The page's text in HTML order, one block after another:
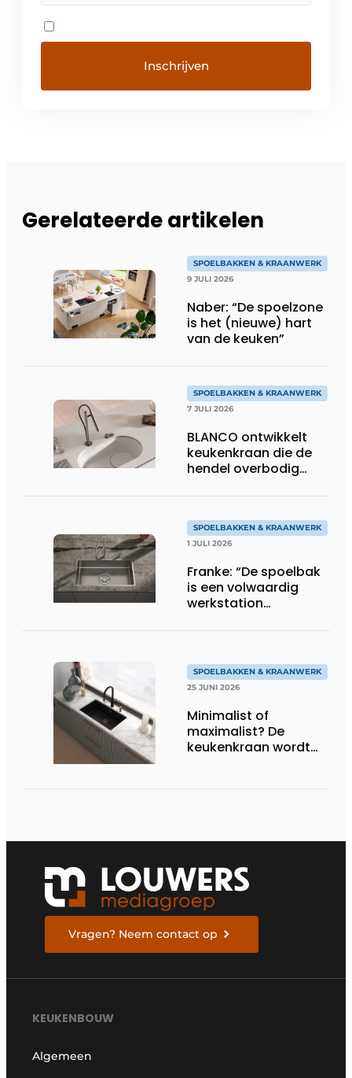
Gerelateerde artikelen
SPOELBAKKEN & KRAANWERK
9 JULI 2026
Naber: “De spoelzone
is het (nieuwe) hart
van de keuken”
SPOELBAKKEN & KRAANWERK
7 JULI 2026
BLANCO ontwikkelt
keukenkraan die de
hendel overbodig
SPOELBAKKEN & KRAANWERK
1 JULI 2026
Franke: “De spoelbak
is een volwaardig
werkstation
SPOELBAKKEN & KRAANWERK
25 JUNI 2026
Minimalist of
maximalist? De
keukenkraan wordt
Vragen? Neem contact op
KEUKENBOUW
Algemeen